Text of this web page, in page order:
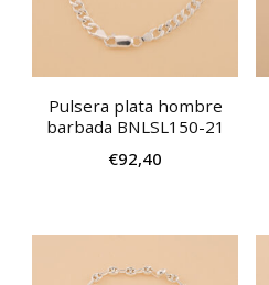
Pulsera plata hombre
barbada BNLSL150-21
€92,40